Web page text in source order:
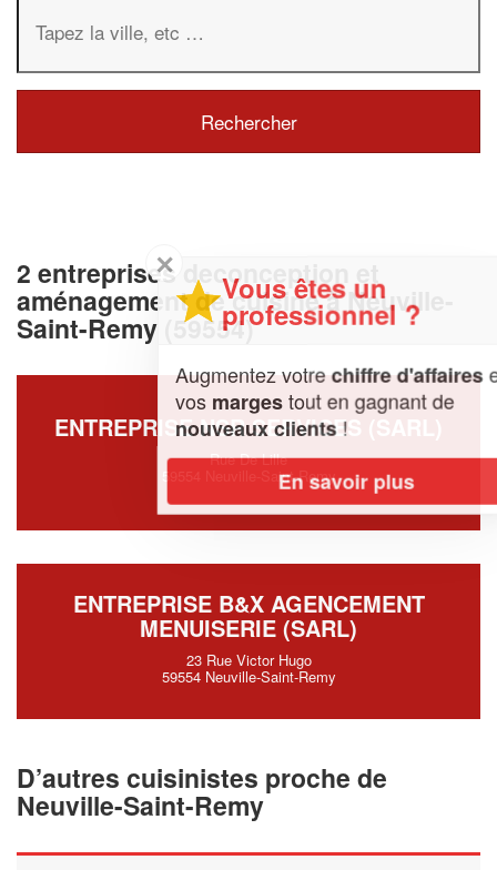
2 entreprises deconception et
aménagement de cuisine à Neuville-
Saint-Remy (59554)
ENTREPRISE NSR SERVICES (SARL)
Rue De Lille
59554 Neuville-Saint-Remy
ENTREPRISE B&X AGENCEMENT
MENUISERIE (SARL)
23 Rue Victor Hugo
59554 Neuville-Saint-Remy
D’autres cuisinistes proche de
Neuville-Saint-Remy
✕
Vous êtes un
professionnel ?
Augmentez votrechiffre d'affaireset
margestout en gagnant de
nouveaux clients!
En savoir plus